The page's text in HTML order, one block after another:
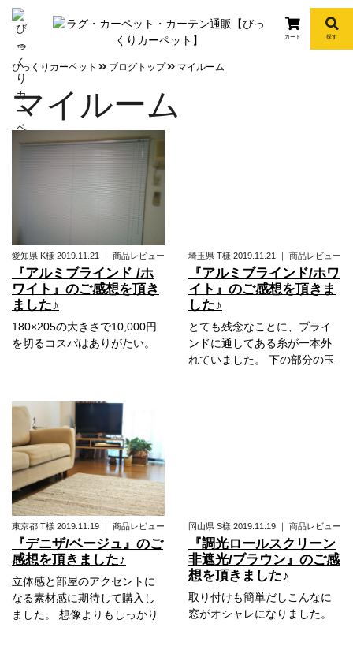
info
カート 探す
びっくりカーペット ブログトップ マイルーム
マイルーム
愛知県 K様 2019.11.21 ｜ 商品レビュー
『アルミブラインド /ホ
ワイト』のご感想を頂き
ました♪
180×205の大きさで10,000円
を切るコスパはありがたい。
埼玉県 T様 2019.11.21 ｜ 商品レビュー
『アルミブラインド/ホワ
イト』のご感想を頂きま
した♪
とても残念なことに、ブライ
ンドに通してある糸が一本外
れていました。 下の部分の玉
東京都 T様 2019.11.19 ｜ 商品レビュー
『デニザ/ベージュ』のご
感想を頂きました♪
立体感と部屋のアクセントに
なる素材感に期待して購入し
ました。 想像よりもしっかり
岡山県 S様 2019.11.19 ｜ 商品レビュー
『調光ロールスクリーン
非遮光/ブラウン』のご感
想を頂きました♪
取り付けも簡単だしこんなに
窓がオシャレになりました。